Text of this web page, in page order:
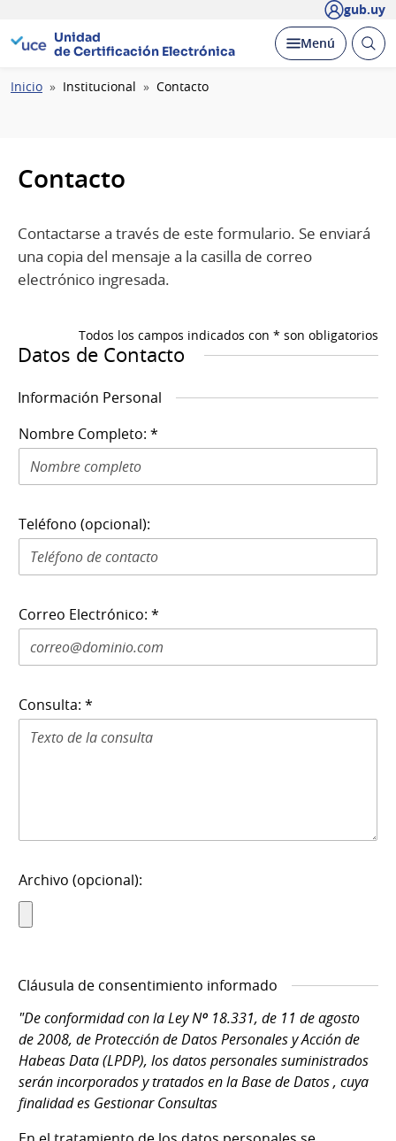
gub.uy
Unidad
de Certificación Electrónica
Desplegar
Menú Abrir
Ruta
Inicio Institucional Contacto
Contacto
Contactarse a través de este formulario. Se enviará
una copia del mensaje a la casilla de correo
electrónico ingresada.
Todos los campos indicados con * son obligatorios
Datos de Contacto
Información Personal
Nombre Completo: *
Teléfono (opcional):
Correo Electrónico: *
Consulta: *
Archivo (opcional):
Cláusula de consentimiento informado
"De conformidad con la Ley Nº 18.331, de 11 de agosto
de 2008, de Protección de Datos Personales y Acción de
Habeas Data (LPDP), los datos personales suministrados
serán incorporados y tratados en la Base de Datos , cuya
finalidad es Gestionar Consultas